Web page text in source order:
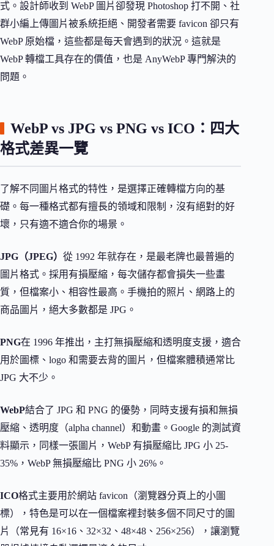
式。設計師收到 WebP 圖片卻發現 Photoshop 打不開、社
群小編上傳圖片被系統拒絕、開發者需要 favicon 卻只有
WebP 原始檔，這些都是每天會遇到的狀況。這就是
WebP 轉檔工具存在的價值，也是 AnyWebP 專門解決的
問題。
WebP vs JPG vs PNG vs ICO：四大
格式差異一覽
了解不同圖片格式的特性，是選擇正確轉檔方向的基
礎。每一種格式都有擅長的領域和限制，沒有絕對的好
壞，只有適不適合你的場景。
JPG（JPEG） 從 1992 年就存在，是最老牌也最普遍的
圖片格式。採用有損壓縮，每次儲存都會損失一些畫
質，但檔案小、相容性最高。手機拍的照片、網路上的
商品圖片，絕大多數都是 JPG。
PNG在 1996 年推出，主打無損壓縮和透明度支援，適合
用於圖標、logo 和需要去背的圖片，但檔案體積通常比
JPG 大不少。
WebP結合了 JPG 和 PNG 的優勢，同時支援有損和無損
壓縮、透明度（alpha channel）和動畫。Google 的測試資
料顯示，同樣一張圖片，WebP 有損壓縮比 JPG 小 25-
35%，WebP 無損壓縮比 PNG 小 26%。
ICO格式主要用於網站 favicon（瀏覽器分頁上的小圖
標），特色是可以在一個檔案裡封裝多個不同尺寸的圖
片（常見有 16×16、32×32、48×48、256×256），讓瀏覽